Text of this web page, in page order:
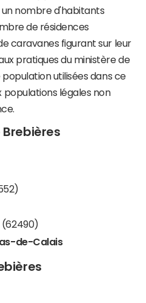
nombre d'habitants
de résidences
caravanes figurant sur leur
pratiques du ministère de
population utilisées dans ce
légales non
(62490)
de-Calais